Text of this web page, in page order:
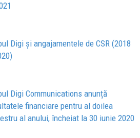
Digi și angajamentele de CSR (2018
Digi Communications anunță
financiare pentru al doilea
al anului, încheiat la 30 iunie 2020